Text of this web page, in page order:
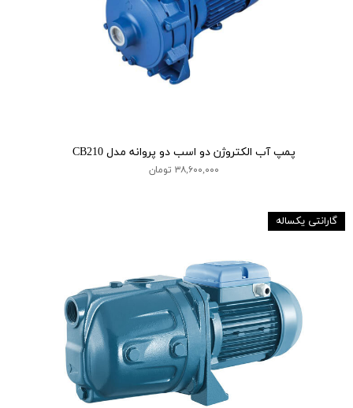
پمپ آب الکتروژن دو اسب دو پروانه مدل CB210
۳۸,۶۰۰,۰۰۰ تومان
گارانتی یکساله